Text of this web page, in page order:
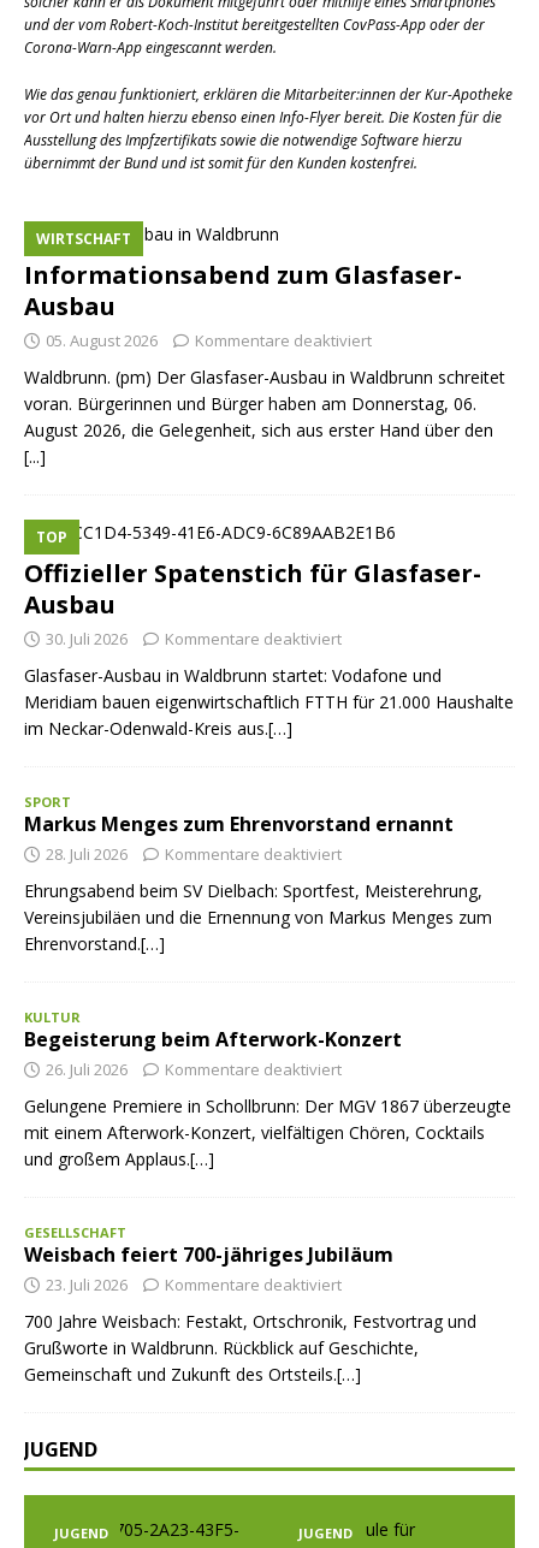
und der vom Robert-Koch-Institut bereitgestellten CovPass-App oder der
Corona-Warn-App eingescannt werden.
Wie das genau funktioniert, erklären die Mitarbeiter:innen der Kur-Apotheke
vor Ort und halten hierzu ebenso einen Info-Flyer bereit. Die Kosten für die
Ausstellung des Impfzertifikats sowie die notwendige Software hierzu
übernimmt der Bund und ist somit für den Kunden kostenfrei.
Informationsabend zum Glasfaser-
Ausbau
WIRTSCHAFT
05. August 2026 Kommentare deaktiviert
Waldbrunn. (pm) Der Glasfaser-Ausbau in Waldbrunn schreitet
voran. Bürgerinnen und Bürger haben am Donnerstag, 06.
August 2026, die Gelegenheit, sich aus erster Hand über den
[...]
Offizieller Spatenstich für Glasfaser-
Ausbau
TOP
30. Juli 2026 Kommentare deaktiviert
Glasfaser-Ausbau in Waldbrunn startet: Vodafone und
Meridiam bauen eigenwirtschaftlich FTTH für 21.000 Haushalte
im Neckar-Odenwald-Kreis aus.[…]
SPORT
Markus Menges zum Ehrenvorstand ernannt
28. Juli 2026 Kommentare deaktiviert
Ehrungsabend beim SV Dielbach: Sportfest, Meisterehrung,
Vereinsjubiläen und die Ernennung von Markus Menges zum
Ehrenvorstand.[…]
KULTUR
Begeisterung beim Afterwork-Konzert
26. Juli 2026 Kommentare deaktiviert
Gelungene Premiere in Schollbrunn: Der MGV 1867 überzeugte
mit einem Afterwork-Konzert, vielfältigen Chören, Cocktails
und großem Applaus.[…]
GESELLSCHAFT
Weisbach feiert 700-jähriges Jubiläum
23. Juli 2026 Kommentare deaktiviert
700 Jahre Weisbach: Festakt, Ortschronik, Festvortrag und
Grußworte in Waldbrunn. Rückblick auf Geschichte,
Gemeinschaft und Zukunft des Ortsteils.[…]
JUGEND
JUGEND JUGEND